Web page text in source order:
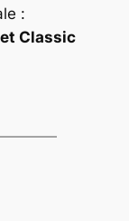
:
Classic